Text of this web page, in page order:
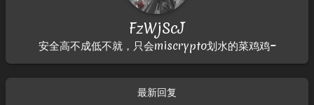
FzWjScJ
安全高不成低不就，只会miscrypto划水的菜鸡鸡~
最新回复